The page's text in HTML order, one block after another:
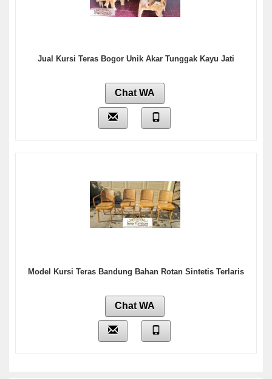
Jual Kursi Teras Bogor Unik Akar Tunggak Kayu Jati
Chat WA
Model Kursi Teras Bandung Bahan Rotan Sintetis Terlaris
Chat WA